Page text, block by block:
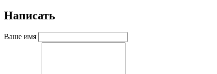
Написать
Ваше имя